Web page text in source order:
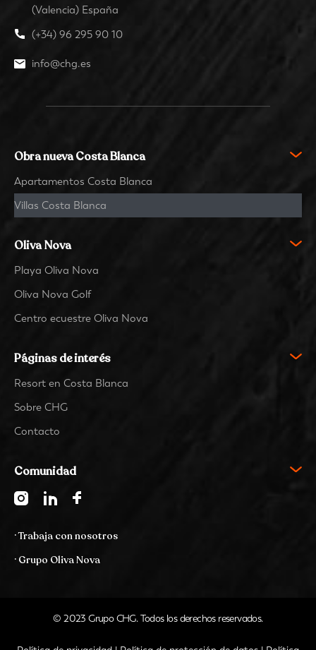
(Valencia) España
(+34) 96 295 90 10
info@chg.es
Obra nueva Costa Blanca
Apartamentos Costa Blanca
Villas Costa Blanca
Oliva Nova
Playa Oliva Nova
Oliva Nova Golf
Centro ecuestre Oliva Nova
Páginas de interés
Resort en Costa Blanca
Sobre CHG
Contacto
Comunidad
· Trabaja con nosotros
· Grupo Oliva Nova
© 2023 Grupo CHG. Todos los derechos reservados.